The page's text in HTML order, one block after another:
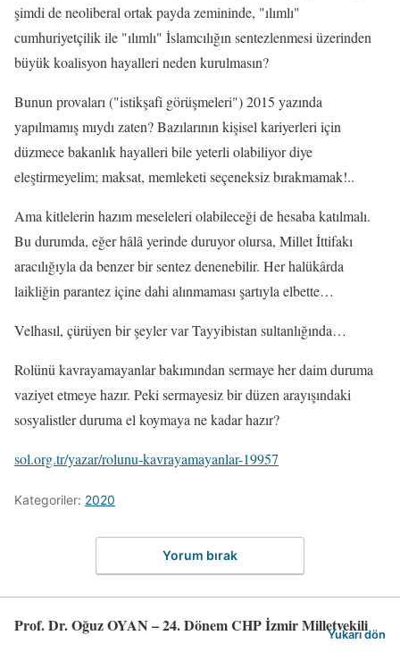
şimdi de neoliberal ortak payda zemininde, "ılımlı"
cumhuriyetçilik ile "ılımlı" İslamcılığın sentezlenmesi üzerinden
büyük koalisyon hayalleri neden kurulmasın?
Bunun provaları ("istikşafi görüşmeleri") 2015 yazında
yapılmamış mıydı zaten? Bazılarının kişisel kariyerleri için
düzmece bakanlık hayalleri bile yeterli olabiliyor diye
eleştirmeyelim; maksat, memleketi seçeneksiz bırakmamak!..
Ama kitlelerin hazım meseleleri olabileceği de hesaba katılmalı.
Bu durumda, eğer hâlâ yerinde duruyor olursa, Millet İttifakı
aracılığıyla da benzer bir sentez denenebilir. Her halükârda
laikliğin parantez içine dahi alınmaması şartıyla elbette…
Velhasıl, çürüyen bir şeyler var Tayyibistan sultanlığında…
Rolünü kavrayamayanlar bakımından sermaye her daim duruma
vaziyet etmeye hazır. Peki sermayesiz bir düzen arayışındaki
sosyalistler duruma el koymaya ne kadar hazır?
sol.org.tr/yazar/rolunu-kavrayamayanlar-19957
Kategoriler: 2020
Yorum bırak
Prof. Dr. Oğuz OYAN – 24. Dönem CHP İzmir Milletvekili
Yukarı dön